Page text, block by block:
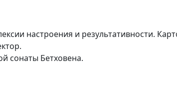
настроения и результативности.
сонаты Бетховена.